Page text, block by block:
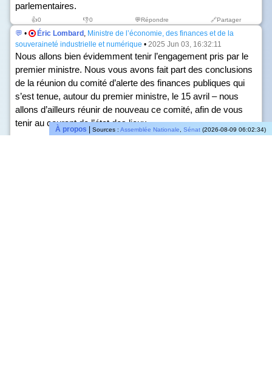
parlementaires.
👍0 👎0 💬Répondre 🔗Partager
💬 • Éric Lombard , Ministre de l’économie, des finances et de la
souveraineté industrielle et numérique • 2025 Jun 03, 16:32:11
Nous allons bien évidemment tenir l’engagement pris par le
premier ministre. Nous vous avons fait part des conclusions
de la réunion du comité d’alerte des finances publiques qui
s’est tenue, autour du premier ministre, le 15 avril – nous
allons d’ailleurs réunir de nouveau ce comité, afin de vous
tenir au courant de l’état des lieux.
À propos Sources : Assemblée Nationale Sénat (2026-08-09 06:02:34)